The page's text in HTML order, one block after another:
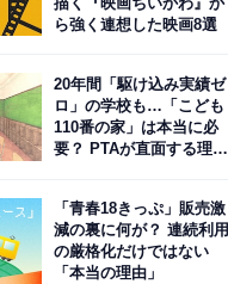
ら強く連想した映画8選
20年間「駆け込み実績ゼ
ロ」の学校も…「こども
110番の家」は本当に必
要？ PTAが直面する理想
「青春18きっぷ」販売激
減の裏に何が？ 連続利用
の厳格化だけではない
「本当の理由」